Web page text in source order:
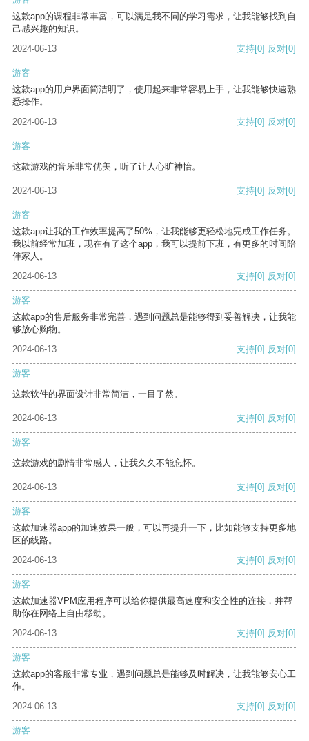
这款app的课程非常丰富，可以满足我不同的学习需求，让我能够找到自
己感兴趣的知识。
2024-06-13
支持[0] 反对[0]
游客
这款app的用户界面简洁明了，使用起来非常容易上手，让我能够快速熟
悉操作。
2024-06-13
支持[0] 反对[0]
游客
这款游戏的音乐非常优美，听了让人心旷神怡。
2024-06-13 支持[0] 反对[0]
游客
这款app让我的工作效率提高了50%，让我能够更轻松地完成工作任务。
我以前经常加班，现在有了这个app，我可以提前下班，有更多的时间陪
伴家人。
2024-06-13
支持[0] 反对[0]
游客
这款app的售后服务非常完善，遇到问题总是能够得到妥善解决，让我能
够放心购物。
2024-06-13
支持[0] 反对[0]
游客
这款软件的界面设计非常简洁，一目了然。
2024-06-13 支持[0] 反对[0]
游客
这款游戏的剧情非常感人，让我久久不能忘怀。
2024-06-13 支持[0] 反对[0]
游客
这款加速器app的加速效果一般，可以再提升一下，比如能够支持更多地
区的线路。
2024-06-13
支持[0] 反对[0]
游客
这款加速器VPM应用程序可以给你提供最高速度和安全性的连接，并帮
助你在网络上自由移动。
2024-06-13
支持[0] 反对[0]
游客
这款app的客服非常专业，遇到问题总是能够及时解决，让我能够安心工
作。
2024-06-13
支持[0] 反对[0]
游客